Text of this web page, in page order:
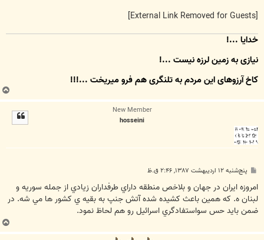
خدایا ...!
نیازی به زمین لرزه نیست ...!
کاخِ آرزوهای این مردم به تلنگری هم فرو میریخت ...!!!
ب
ا
New Member
hosseini
پ
ت
پنج‌شنبه ۱۲ اردیبهشت ۱۳۸۷, ۲:۴۶ ق.ظ
امروزه ايران در جهان و بلاخص منطقه داراي طرفداران زيادي از جمله سوريه و
لبنان ه. که همين باعث کشيده شده آتش جنپ به بقيه ي کشور ها مي شه. در
ضمن بايد حس سواستفادگري اسرائيل رو هم لحاظ نمود.
ب
ا